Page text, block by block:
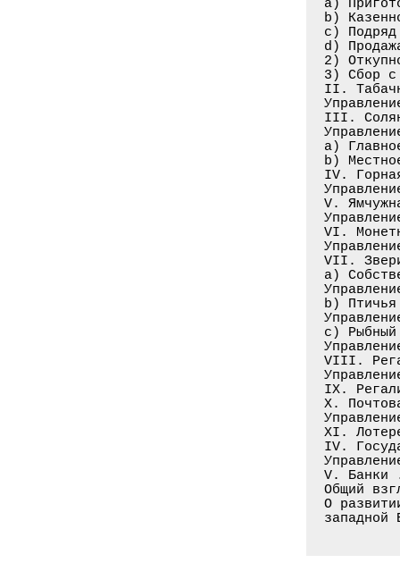
а)
b)
с)
d)
2)
3) Сбор
II.
III.
а)
b)
IV.
V.
VI.
VII.
a)
b)
с)
VIII.
IX.
X.
XI.
IV.
V.
Общий
О